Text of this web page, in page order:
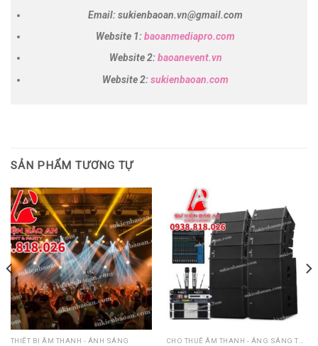
Email: sukienbaoan.vn@gmail.com
Website 1:baoanmediapro.com
Website 2:baoanevent.vn
Website 2:sukienbaoan.com
SẢN PHẨM TƯƠNG TỰ
THIẾT BỊ ÂM THANH - ÁNH SÁNG